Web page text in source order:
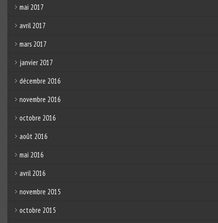
mai 2017
avril 2017
mars 2017
janvier 2017
décembre 2016
novembre 2016
octobre 2016
août 2016
mai 2016
avril 2016
novembre 2015
octobre 2015